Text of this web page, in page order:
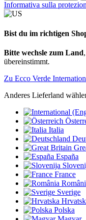
Informativa sulla
Bist du im richtigen
Bitte wechsle zum Land
übereinstimmt.
Zu Ecco Verde
Anderes Lieferland
Italia
España
France
Sverige
Polska